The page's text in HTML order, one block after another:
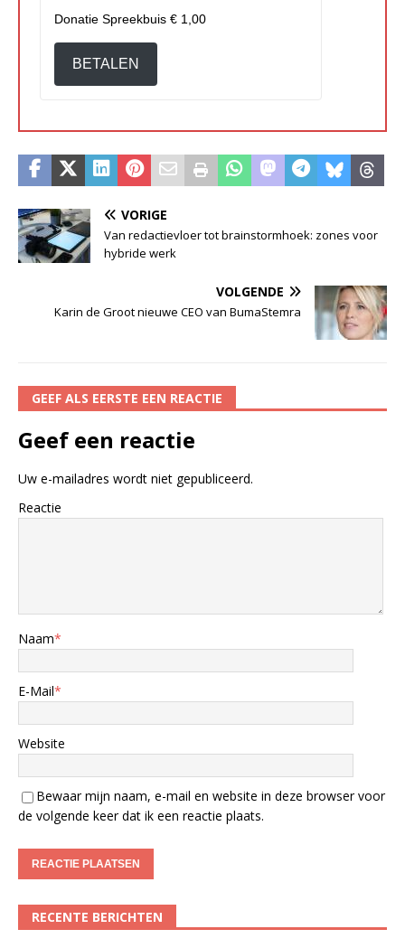
Donatie Spreekbuis € 1,00
BETALEN
VORIGE
Van redactievloer tot brainstormhoek: zones voor
hybride werk
VOLGENDE
Karin de Groot nieuwe CEO van BumaStemra
GEEF ALS EERSTE EEN REACTIE
Geef een reactie
Uw e-mailadres wordt niet gepubliceerd.
Reactie
Naam*
E-Mail*
Website
Bewaar mijn naam, e-mail en website in deze browser voor
de volgende keer dat ik een reactie plaats.
RECENTE BERICHTEN